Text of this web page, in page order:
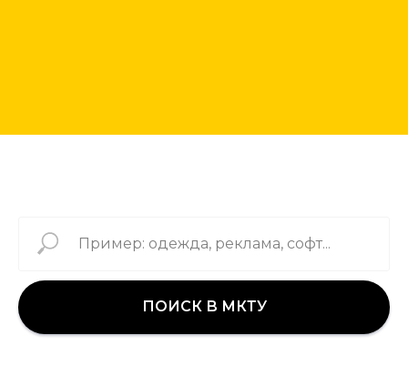
ПОИСК В МКТУ